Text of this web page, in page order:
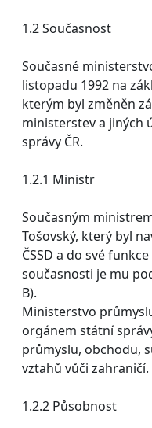
1.2 Současnost
Současné
listopadu 1992 na
kterým byl změněn
ministerstev a jiných
správy ČR.
1.2.1 Ministr
Současným
Tošovský, který byl
ČSSD a do své
současnosti je mu
B).
Ministerstvo
orgánem státní
průmyslu, obchodu,
vztahů vůči zahraničí.
1.2.2 Působnost